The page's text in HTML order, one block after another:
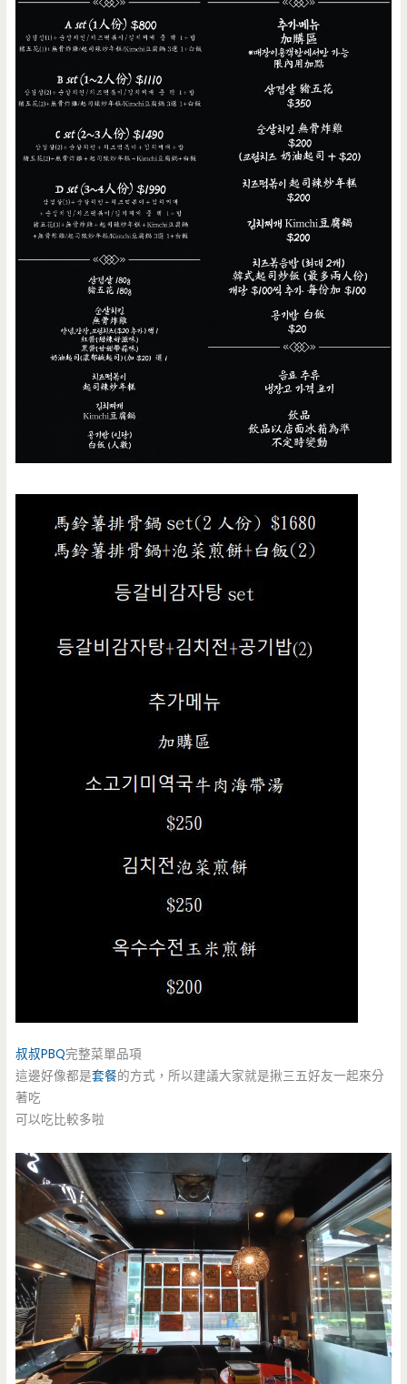
叔叔PBQ完整菜單品項
這邊好像都是套餐的方式，所以建議大家就是揪三五好友一起來分
著吃
可以吃比較多啦